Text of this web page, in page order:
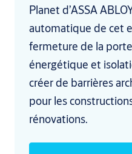
Planet d’ASSA
automatique de cet
fermeture de la
énergétique et
créer de barrières
pour les
rénovations.